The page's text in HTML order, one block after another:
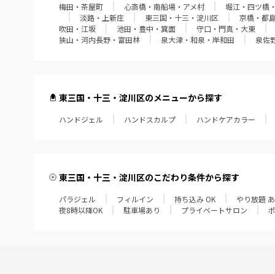
梅田・茶屋町 心斎橋・南船場・アメ村 堀江・四ツ橋
淡路・上新庄
東三国・十三・淀川区 京橋・都
吹田・江坂
池田・豊中・箕面 守口・門真・大東
狭山・河内長野・富田林
泉大津・和泉・岸和田 泉佐
東三国・十三・淀川区のメニューから探す
ハンドジェル ハンドスカルプ ハンドケアカラー
東三国・十三・淀川区のこだわり条件から探す
パラジェル フィルイン 持ち込み OK やり放題
夜8時以降OK
駐車場あり プライベートサロン